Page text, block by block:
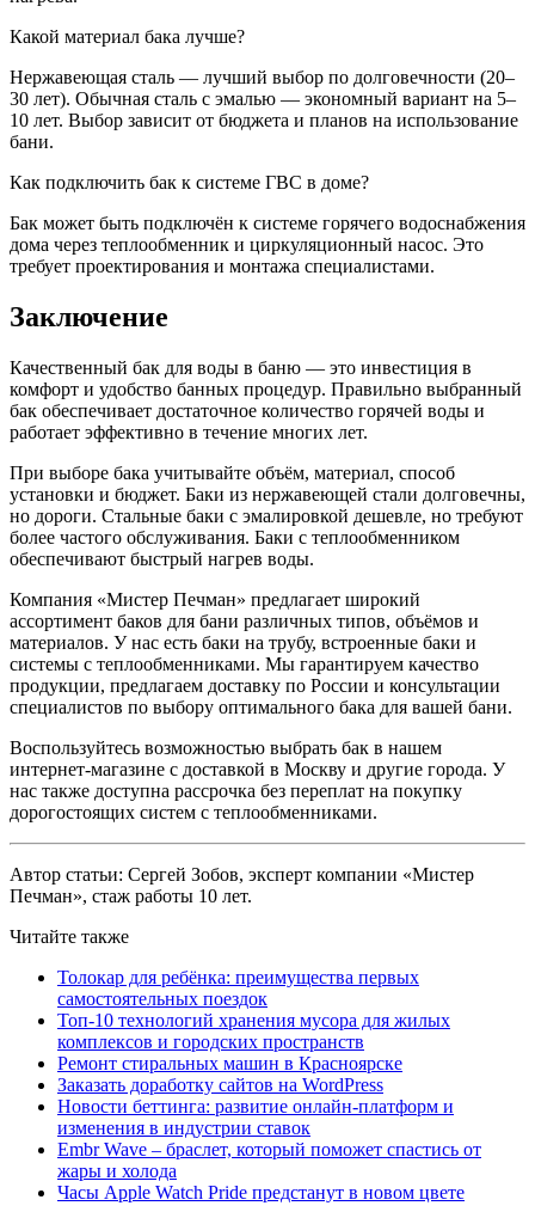
Какой материал бака лучше?
Нержавеющая сталь — лучший выбор по долговечности (20–
30 лет). Обычная сталь с эмалью — экономный вариант на 5–
10 лет. Выбор зависит от бюджета и планов на использование
бани.
Как подключить бак к системе ГВС в доме?
Бак может быть подключён к системе горячего водоснабжения
дома через теплообменник и циркуляционный насос. Это
требует проектирования и монтажа специалистами.
Заключение
Качественный бак для воды в баню — это инвестиция в
комфорт и удобство банных процедур. Правильно выбранный
бак обеспечивает достаточное количество горячей воды и
работает эффективно в течение многих лет.
При выборе бака учитывайте объём, материал, способ
установки и бюджет. Баки из нержавеющей стали долговечны,
но дороги. Стальные баки с эмалировкой дешевле, но требуют
более частого обслуживания. Баки с теплообменником
обеспечивают быстрый нагрев воды.
Компания «Мистер Печман» предлагает широкий
ассортимент баков для бани различных типов, объёмов и
материалов. У нас есть баки на трубу, встроенные баки и
системы с теплообменниками. Мы гарантируем качество
продукции, предлагаем доставку по России и консультации
специалистов по выбору оптимального бака для вашей бани.
Воспользуйтесь возможностью выбрать бак в нашем
интернет-магазине с доставкой в Москву и другие города. У
нас также доступна рассрочка без переплат на покупку
дорогостоящих систем с теплообменниками.
Автор статьи: Сергей Зобов, эксперт компании «Мистер
Печман», стаж работы 10 лет.
Читайте также
Толокар для ребёнка: преимущества первых
самостоятельных поездок
Топ-10 технологий хранения мусора для жилых
комплексов и городских пространств
Ремонт стиральных машин в Красноярске
Заказать доработку сайтов на WordPress
Новости беттинга: развитие онлайн-платформ и
изменения в индустрии ставок
Embr Wave – браслет, который поможет спастись от
жары и холода
Часы Apple Watch Pride предстанут в новом цвете